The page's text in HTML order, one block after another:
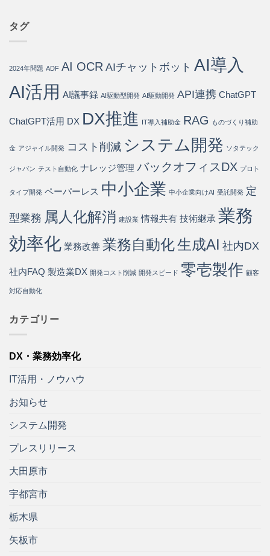
底
解
説
は
ス
ト
80%
を
現
る
は
タグ
2024年問題 ADF AI OCR AIチャットボット AI導入
AI活用 AI議事録 AI駆動型開発 AI駆動開発 API連携 ChatGPT
ChatGPT活用 DX DX推進 IT導入補助金 RAG ものづくり補助
金 アジャイル開発 コスト削減 システム開発 ソタテック
ジャパン テスト自動化 ナレッジ管理 バックオフィスDX プロト
タイプ開発 ペーパーレス 中小企業 中小企業向けAI 受託開発 定
型業務 属人化解消 建設業 情報共有 技術継承 業務
効率化 業務改善 業務自動化生成AI 社内DX
社内FAQ 製造業DX 開発コスト削減 開発スピード 零壱製作 顧客
対応自動化
カテゴリー
DX・業務効率化
IT活用・ノウハウ
お知らせ
システム開発
プレスリリース
大田原市
宇都宮市
栃木県
矢板市